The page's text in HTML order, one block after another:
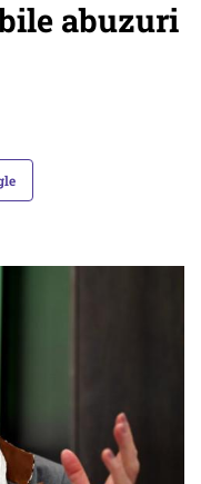
abuzuri